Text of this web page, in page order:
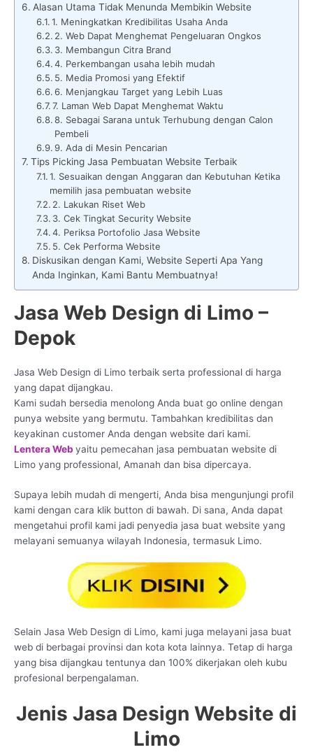
Alasan Utama Tidak Menunda Membikin Website
1. Meningkatkan Kredibilitas Usaha Anda
2. Web Dapat Menghemat Pengeluaran Ongkos
3. Membangun Citra Brand
4. Perkembangan usaha lebih mudah
5. Media Promosi yang Efektif
6. Menjangkau Target yang Lebih Luas
7. Laman Web Dapat Menghemat Waktu
8. Sebagai Sarana untuk Terhubung dengan Calon
Pembeli
9. Ada di Mesin Pencarian
Tips Picking Jasa Pembuatan Website Terbaik
1. Sesuaikan dengan Anggaran dan Kebutuhan Ketika
memilih jasa pembuatan website
2. Lakukan Riset Web
3. Cek Tingkat Security Website
4. Periksa Portofolio Jasa Website
5. Cek Performa Website
Diskusikan dengan Kami, Website Seperti Apa Yang
Anda Inginkan, Kami Bantu Membuatnya!
Jasa Web Design di Limo –
Depok
Jasa Web Design di Limo terbaik serta professional di harga
yang dapat dijangkau.
Kami sudah bersedia menolong Anda buat go online dengan
punya website yang bermutu. Tambahkan kredibilitas dan
keyakinan customer Anda dengan website dari kami.
Lentera Web yaitu pemecahan jasa pembuatan website di
Limo yang professional, Amanah dan bisa dipercaya.
Supaya lebih mudah di mengerti, Anda bisa mengunjungi profil
kami dengan cara klik button di bawah. Di sana, Anda dapat
mengetahui profil kami jadi penyedia jasa buat website yang
melayani semuanya wilayah Indonesia, termasuk Limo.
Selain Jasa Web Design di Limo, kami juga melayani jasa buat
web di berbagai provinsi dan kota kota lainnya. Tetap di harga
yang bisa dijangkau tentunya dan 100% dikerjakan oleh kubu
profesional berpengalaman.
Jenis Jasa Design Website di
Limo